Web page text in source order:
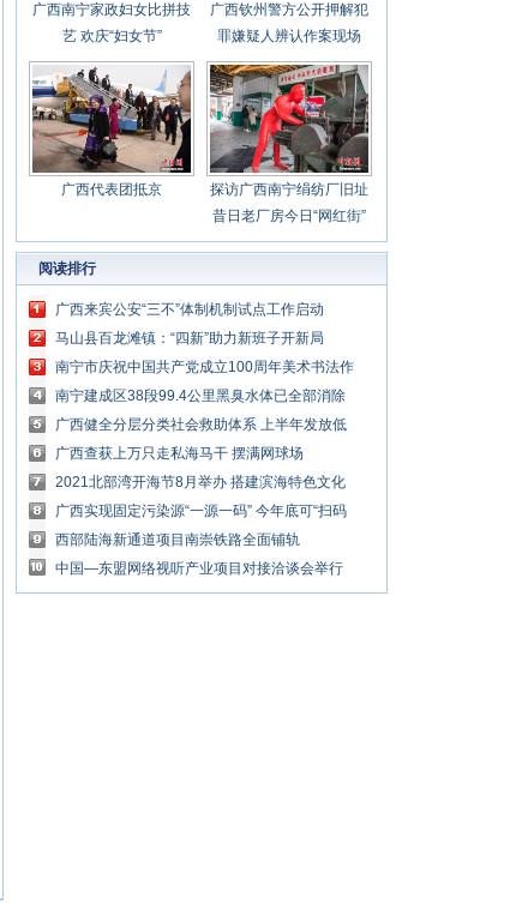
广西南宁家政妇女比拼技
艺 欢庆“妇女节”
广西钦州警方公开押解犯
罪嫌疑人辨认作案现场
广西代表团抵京
探访广西南宁绢纺厂旧址
昔日老厂房今日“网红街”
阅读排行
广西来宾公安“三不”体制机制试点工作启动
马山县百龙滩镇：“四新”助力新班子开新局
南宁市庆祝中国共产党成立100周年美术书法作
品展举办
南宁建成区38段99.4公里黑臭水体已全部消除
广西健全分层分类社会救助体系 上半年发放低
保金46.9亿元
广西查获上万只走私海马干 摆满网球场
2021北部湾开海节8月举办 搭建滨海特色文化
旅游活动平台
广西实现固定污染源“一源一码” 今年底可“扫码
知情”
西部陆海新通道项目南崇铁路全面铺轨
中国—东盟网络视听产业项目对接洽谈会举行